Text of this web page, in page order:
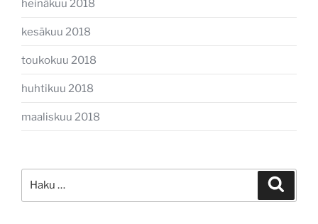
heinäkuu 2018
kesäkuu 2018
toukokuu 2018
huhtikuu 2018
maaliskuu 2018